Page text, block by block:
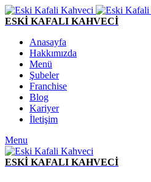
ESKİ KAFALI KAHVECİ
Anasayfa
Hakkımızda
Menü
Şubeler
Franchise
Blog
Kariyer
İletişim
Menu
ESKİ KAFALI KAHVECİ